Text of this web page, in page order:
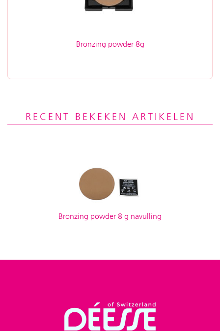
Bronzing powder 8g
RECENT BEKEKEN ARTIKELEN
Bronzing powder 8 g navulling